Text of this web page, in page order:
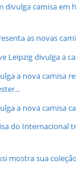
divulga camisa em
as novas
Leipzig divulga a
a nova camisa
a nova camisa
do Internacional
mostra sua